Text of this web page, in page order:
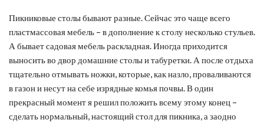
Пикниковые столы бывают разные. Сейчас это чаще всего
пластмассовая мебель – в дополнение к столу несколько стульев.
А бывает садовая мебель раскладная. Иногда приходится
выносить во двор домашние столы и табуретки. А после отдыха
тщательно отмывать ножки, которые, как назло, проваливаются
в газон и несут на себе изрядные комья почвы. В один
прекрасный момент я решил положить всему этому конец –
сделать нормальный, настоящий стол для пикника, а заодно